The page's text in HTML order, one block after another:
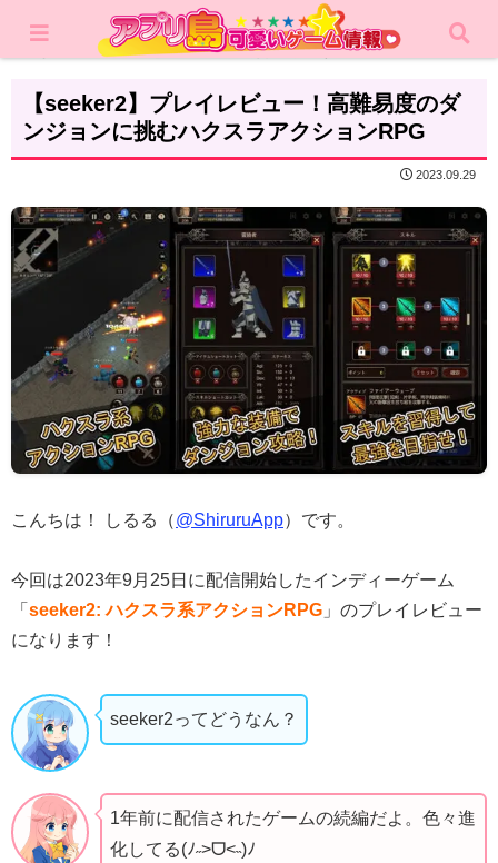
レビュー カジュアルゲーム
【seeker2】プレイレビュー！高難易度のダ
ンジョンに挑むハクスラアクションRPG
2023.09.29
こんちは！ しるる（@ShiruruApp）です。
今回は2023年9月25日に配信開始したインディーゲーム
「 seeker2: ハクスラ系アクションRPG 」のプレイレビュー
になります！
seeker2ってどうなん？
1年前に配信されたゲームの続編だよ。色々進
化してる(ﾉ˶>ᗜ​<˵)ﾉ